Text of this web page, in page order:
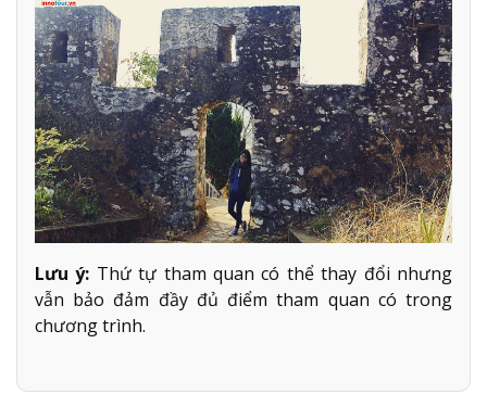
Lưu ý: Thứ tự tham quan có thể thay đổi nhưng
vẫn bảo đảm đầy đủ điểm tham quan có trong
chương trình.